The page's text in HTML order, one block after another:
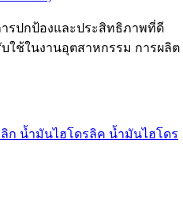
รปกป้องและประสิทธิภาพที่ดี
ใช้ในงานอุตสาหกรรม การผลิต
ก น้ำมันไฮโดรลิค น้ำมันไฮโดร